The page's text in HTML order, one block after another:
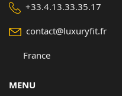
+33.4.13.33.35.17
contact@luxuryfit.fr
France
MENU